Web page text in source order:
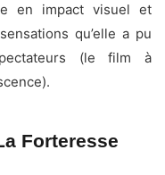
en impact visuel et
qu’elle a pu
(le film à
Forteresse